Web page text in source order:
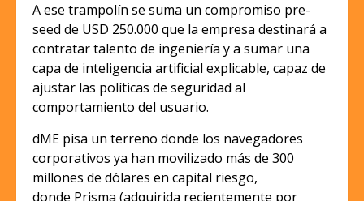
A ese trampolín se suma un compromiso pre-
seed de USD 250.000 que la empresa destinará a
contratar talento de ingeniería y a sumar una
capa de inteligencia artificial explicable, capaz de
ajustar las políticas de seguridad al
comportamiento del usuario.
dME pisa un terreno donde los navegadores
corporativos ya han movilizado más de 300
millones de dólares en capital riesgo,
donde Prisma (adquirida recientemente por